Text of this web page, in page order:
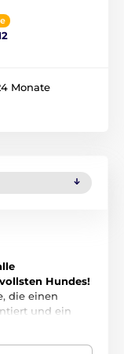
Monate
Hundes!
die einen
und ein